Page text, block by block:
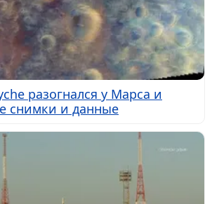
разогнался у Марса и
снимки и данные